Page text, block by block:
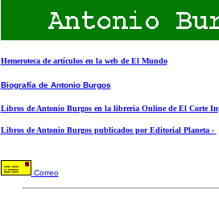
Hemeroteca de artículos en la web de El Mundo
Biografía de Antonio Burgos
Libros de Antonio Burgos en la libreria Online de El Corte
Libros de Antonio Burgos publicados por Editorial Planeta -
Correo